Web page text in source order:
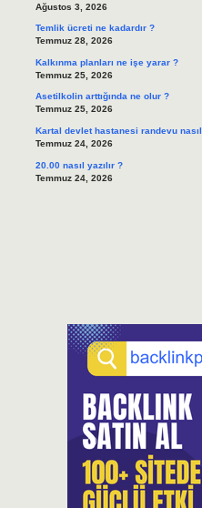
Ağustos 3, 2026
Temlik ücreti ne kadardır ?
Temmuz 28, 2026
Kalkınma planları ne işe yarar ?
Temmuz 25, 2026
Asetilkolin arttığında ne olur ?
Temmuz 25, 2026
Kartal devlet hastanesi randevu nasıl
Temmuz 24, 2026
20.00 nasıl yazılır ?
Temmuz 24, 2026